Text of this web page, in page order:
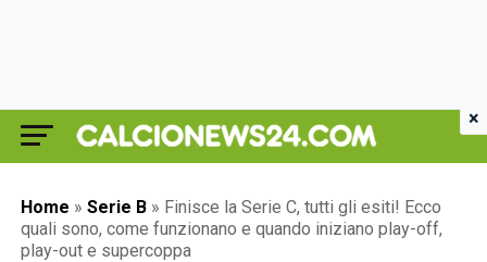
Home » Serie B » Finisce la Serie C, tutti gli esiti! Ecco
quali sono, come funzionano e quando iniziano play-off,
play-out e supercoppa
×